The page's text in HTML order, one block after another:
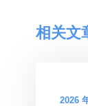
相关文
2026